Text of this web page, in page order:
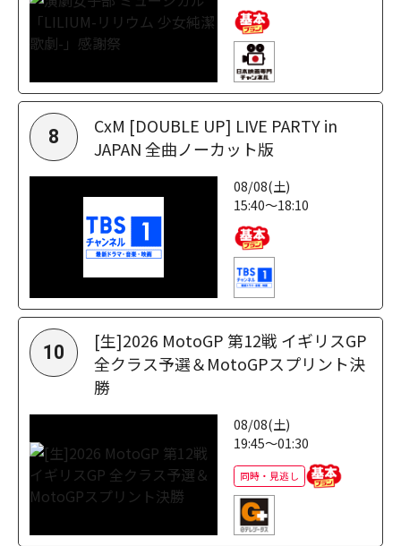
8
CxM [DOUBLE UP] LIVE PARTY in
JAPAN 全曲ノーカット版
08/08(土)
15:40～18:10
10
[生]2026 MotoGP 第12戦 イギリスGP
全クラス予選＆MotoGPスプリント決
勝
08/08(土)
19:45～01:30
同時・見逃し